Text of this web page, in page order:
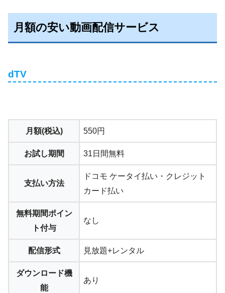
月額の安い動画配信サービス
dTV
月額(税込) 550円
お試し期間 31日間無料
支払い方法
ドコモ ケータイ払い・クレジット
カード払い
無料期間ポイン
ト付与
なし
配信形式 見放題+レンタル
ダウンロード機
能
あり